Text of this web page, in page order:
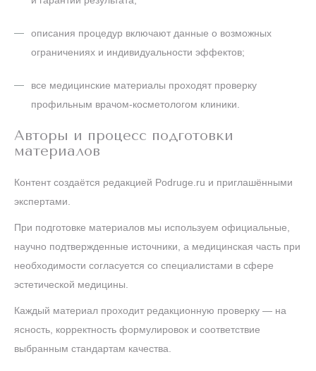
описания процедур включают данные о возможных
ограничениях и индивидуальности эффектов;
все медицинские материалы проходят проверку
профильным врачом-косметологом клиники.
Авторы и процесс подготовки
материалов
Контент создаётся редакцией Podruge.ru и приглашёнными
экспертами.
При подготовке материалов мы используем официальные,
научно подтвержденные источники, а медицинская часть при
необходимости согласуется со специалистами в сфере
эстетической медицины.
Каждый материал проходит редакционную проверку — на
ясность, корректность формулировок и соответствие
выбранным стандартам качества.